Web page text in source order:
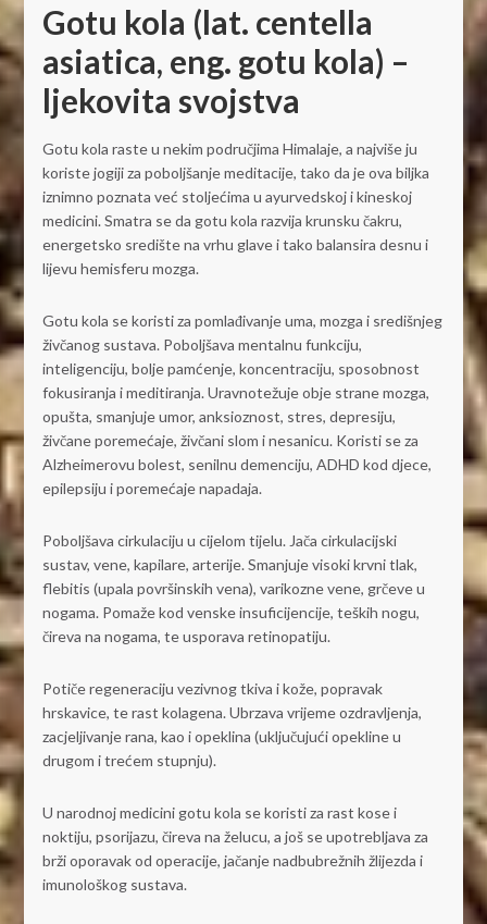
Gotu kola (lat. centella
asiatica, eng. gotu kola) –
ljekovita svojstva
Gotu kola raste u nekim područjima Himalaje, a najviše ju
koriste jogiji za poboljšanje meditacije, tako da je ova biljka
iznimno poznata već stoljećima u ayurvedskoj i kineskoj
medicini. Smatra se da gotu kola razvija krunsku čakru,
energetsko središte na vrhu glave i tako balansira desnu i
lijevu hemisferu mozga.
Gotu kola se koristi za pomlađivanje uma, mozga i središnjeg
živčanog sustava. Poboljšava mentalnu funkciju,
inteligenciju, bolje pamćenje, koncentraciju, sposobnost
fokusiranja i meditiranja. Uravnotežuje obje strane mozga,
opušta, smanjuje umor, anksioznost, stres, depresiju,
živčane poremećaje, živčani slom i nesanicu. Koristi se za
Alzheimerovu bolest, senilnu demenciju, ADHD kod djece,
epilepsiju i poremećaje napadaja.
Poboljšava cirkulaciju u cijelom tijelu. Jača cirkulacijski
sustav, vene, kapilare, arterije. Smanjuje visoki krvni tlak,
flebitis (upala površinskih vena), varikozne vene, grčeve u
nogama. Pomaže kod venske insuficijencije, teških nogu,
čireva na nogama, te usporava retinopatiju.
Potiče regeneraciju vezivnog tkiva i kože, popravak
hrskavice, te rast kolagena. Ubrzava vrijeme ozdravljenja,
zacjeljivanje rana, kao i opeklina (uključujući opekline u
drugom i trećem stupnju).
U narodnoj medicini gotu kola se koristi za rast kose i
noktiju, psorijazu, čireva na želucu, a još se upotrebljava za
brži oporavak od operacije, jačanje nadbubrežnih žlijezda i
imunološkog sustava.